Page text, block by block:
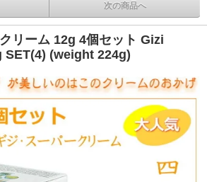
次の商品へ
リーム 12g 4個セット Gizi
SET(4) (weight 224g)